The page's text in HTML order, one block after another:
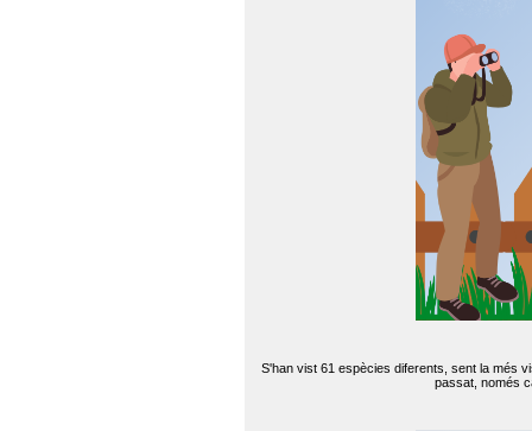
S'han vist 61 espècies diferents, sent la més
passat, només